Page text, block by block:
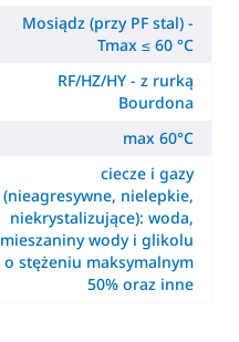
Mosiądz (przy PF stal) -
Tmax ≤ 60 °C
RF/HZ/HY - z rurką
Bourdona
max 60°C
ciecze i gazy
(nieagresywne, nielepkie,
niekrystalizujące): woda,
mieszaniny wody i glikolu
o stężeniu maksymalnym
50% oraz inne